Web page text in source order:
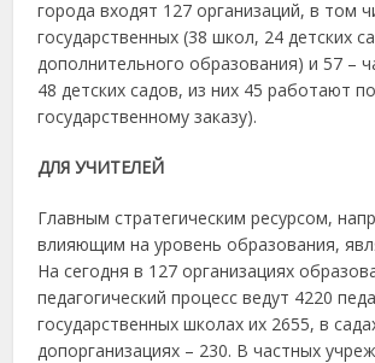
города входят 127 организаций, в том
государственных (38 школ, 24 детских
дополнительного образования) и 57 –
48 детских садов, из них 45 работают по
государственному заказу).
ДЛЯ УЧИТЕЛЕЙ
Главным стратегическим ресурсом,
влияющим на уровень образования,
На сегодня в 127 организациях
педагогический процесс ведут 4220
государственных школах их 2655, в
допорганизациях – 230. В частных